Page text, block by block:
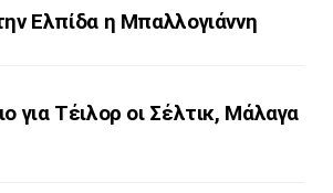
Ελπίδα η Μπαλλογιάννη
για Τέιλορ οι Σέλτικ, Μάλαγα